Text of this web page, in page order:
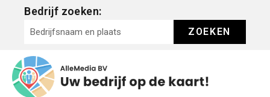
Bedrijf zoeken:
ZOEKEN